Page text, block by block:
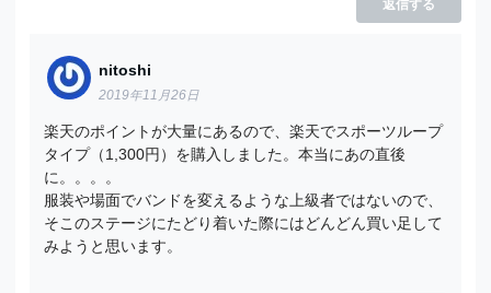
返信する
nitoshi
2019年11月26日
楽天のポイントが大量にあるので、楽天でスポーツループ
タイプ（1,300円）を購入しました。本当にあの直後
に。。。。
服装や場面でバンドを変えるような上級者ではないので、
そこのステージにたどり着いた際にはどんどん買い足して
みようと思います。